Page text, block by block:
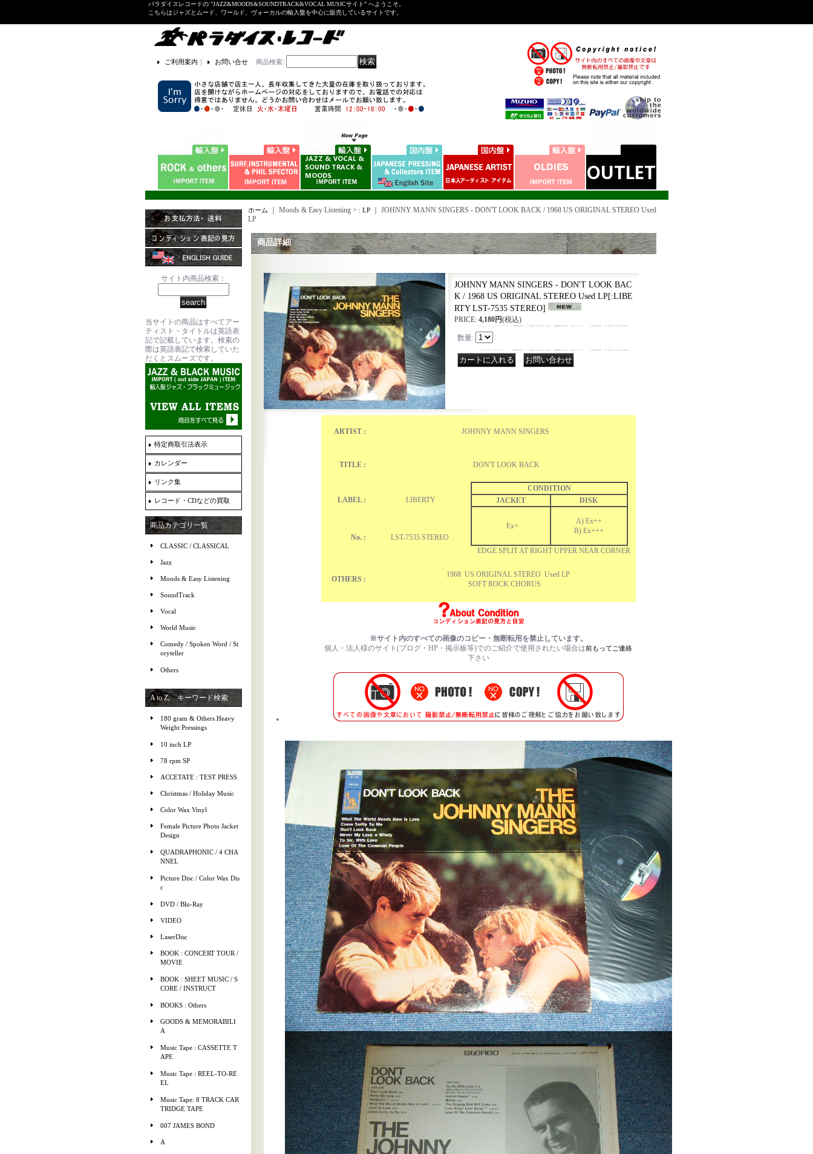
パラダイスレコードの "JAZZ&MOODS&SOUNDTRACK&VOCAL MUSICサイト" へようこそ。
こちらはジャズとムード、ワールド、ヴォーカルの輸入盤を中心に販売しているサイトです。
ご利用案内 ｜ お問い合せ 商品検索:
サイト内商品検索：
当サイトの商品はすべてアー
ティスト・タイトルは英語表
記で記載しています。検索の
際は英語表記で検索していた
だくとスムーズです。
特定商取引法表示
カレンダー
リンク集
レコード・CDなどの買取
商品カテゴリ一覧
CLASSIC / CLASSICAL
Jazz
Moods & Easy Listening
SoundTrack
Vocal
World Music
Comedy / Spoken Word / St
oryteller
Others
A to Z, キーワード検索
180 gram & Others Heavy
Weight Pressings
10 inch LP
78 rpm SP
ACCETATE : TEST PRESS
Christmas / Holiday Music
Color Wax Vinyl
Female Picture Photo Jacket
Design
QUADRAPHONIC / 4 CHA
NNEL
Picture Disc / Color Wax Dis
c
DVD / Blu-Ray
VIDEO
LaserDisc
BOOK : CONCERT TOUR /
MOVIE
BOOK : SHEET MUSIC / S
CORE / INSTRUCT
BOOKS : Others
GOODS & MEMORABILI
A
Music Tape : CASSETTE T
APE
Music Tape : REEL-TO-RE
EL
Music Tape: 8 TRACK CAR
TRIDGE TAPE
007 JAMES BOND
A
ホーム ｜ Moods & Easy Listening > : LP
JOHNNY MANN SINGERS - DON'T LOOK BACK / 1968 US ORIGINAL STEREO Used
LP
商品詳細
JOHNNY MANN SINGERS - DON'T LOOK BAC
K / 1968 US ORIGINAL STEREO Used LP[:LIBE
RTY LST-7535 STEREO]
PRICE: 4,180円(税込)
数量:
ARTIST : JOHNNY MANN SINGERS
TITLE : DON'T LOOK BACK
LABEL : LIBERTY
CONDITION
JACKET
DISK
Ex+
A) Ex++
B) Ex+++
EDGE SPLIT AT RIGHT UPPER NEAR CORNER
No. : LST-7535 STEREO
OTHERS :
1968 US ORIGINAL STEREO Used LP
SOFT ROCK CHORUS
※サイト内のすべての画像のコピー・無断転用を禁止しています。
個人・法人様のサイト(ブログ・HP・掲示板等)でのご紹介で使用されたい場合は前もってご連絡
下さい